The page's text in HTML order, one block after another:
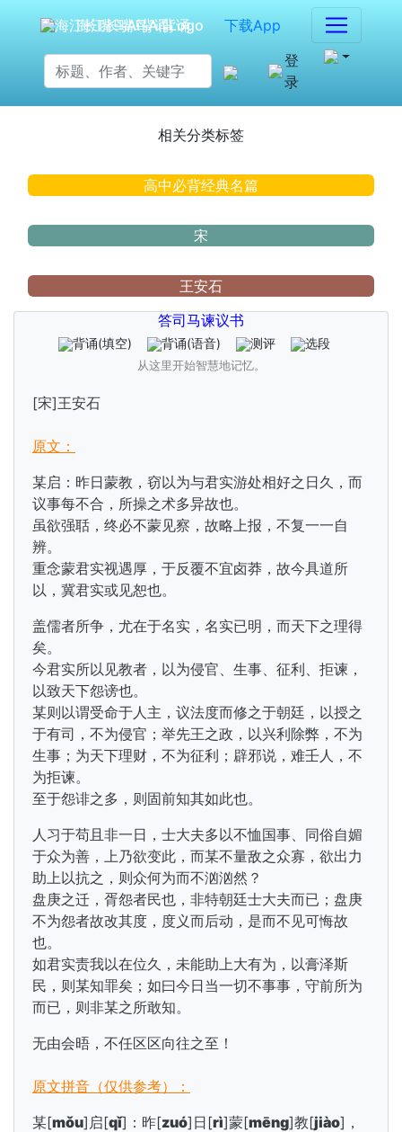
海江长嘴鸟Ai背诵
下载App
登
录
相关分类标签
高中必背经典名篇
宋
王安石
答司马谏议书
背诵(填空) 背诵(语音) 测评 选段
从这里开始智慧地记忆。
[宋]王安石
原文：
某启：昨日蒙教，窃以为与君实游处相好之日久，而
议事每不合，所操之术多异故也。
虽欲强聒，终必不蒙见察，故略上报，不复一一自
辨。
重念蒙君实视遇厚，于反覆不宜卤莽，故今具道所
以，冀君实或见恕也。
盖儒者所争，尤在于名实，名实已明，而天下之理得
矣。
今君实所以见教者，以为侵官、生事、征利、拒谏，
以致天下怨谤也。
某则以谓受命于人主，议法度而修之于朝廷，以授之
于有司，不为侵官；举先王之政，以兴利除弊，不为
生事；为天下理财，不为征利；辟邪说，难壬人，不
为拒谏。
至于怨诽之多，则固前知其如此也。
人习于苟且非一日，士大夫多以不恤国事、同俗自媚
于众为善，上乃欲变此，而某不量敌之众寡，欲出力
助上以抗之，则众何为而不汹汹然？
盘庚之迁，胥怨者民也，非特朝廷士大夫而已；盘庚
不为怨者故改其度，度义而后动，是而不见可悔故
也。
如君实责我以在位久，未能助上大有为，以膏泽斯
民，则某知罪矣；如曰今日当一切不事事，守前所为
而已，则非某之所敢知。
无由会晤，不任区区向往之至！
原文拼音（仅供参考）：
某[mǒu]启[qǐ]：昨[zuó]日[rì]蒙[mēng]教[jiào]，